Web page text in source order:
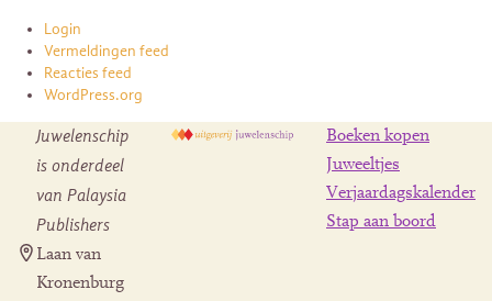
Login
Vermeldingen feed
Reacties feed
WordPress.org
Juwelenschip
is onderdeel
van Palaysia
Publishers
Laan van
Kronenburg
Boeken kopen
Juweeltjes
Verjaardagskalender
Stap aan boord